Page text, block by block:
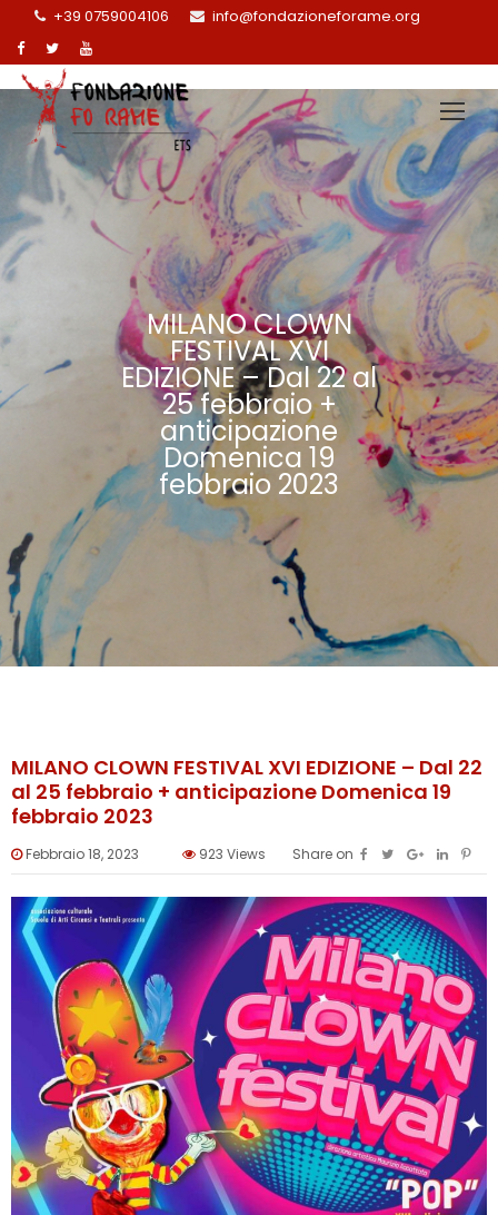
+39 0759004106 info@fondazioneforame.org
MILANO CLOWN
FESTIVAL XVI
EDIZIONE – Dal 22 al
25 febbraio +
anticipazione
Domenica 19
febbraio 2023
MILANO CLOWN FESTIVAL XVI EDIZIONE – Dal 22
al 25 febbraio + anticipazione Domenica 19
febbraio 2023
Febbraio 18, 2023 923 Views Share on